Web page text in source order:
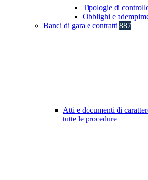
Tipologie di
Obblighi e
Bandi di gara e contratti 887
Atti e documenti di
tutte le procedure